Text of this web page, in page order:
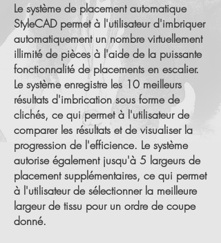
Le système de placement automatique
StyleCAD permet à l'utilisateur d'imbriquer
automatiquement un nombre virtuellement
illimité de pièces à l'aide de la puissante
fonctionnalité de placements en escalier.
Le système enregistre les 10 meilleurs
résultats d'imbrication sous forme de
clichés, ce qui permet à l'utilisateur de
comparer les résultats et de visualiser la
progression de l'efficience. Le système
autorise également jusqu'à 5 largeurs de
placement supplémentaires, ce qui permet
à l'utilisateur de sélectionner la meilleure
largeur de tissu pour un ordre de coupe
donné.